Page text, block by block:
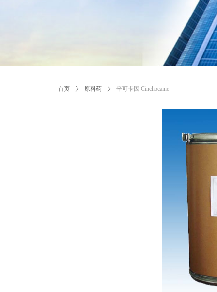
首页 ꄲ 原料药 ꄲ 辛可卡因 Cinchocaine